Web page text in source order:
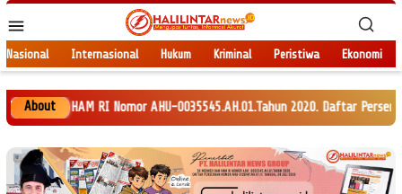
ke
kontenMobile
Nasional Internasional Hukum Kriminal Peristiwa Ekonomi
About
DAN HAM RI Nomor AHU-0035545.AH.01.Tahun 2020. Daftar